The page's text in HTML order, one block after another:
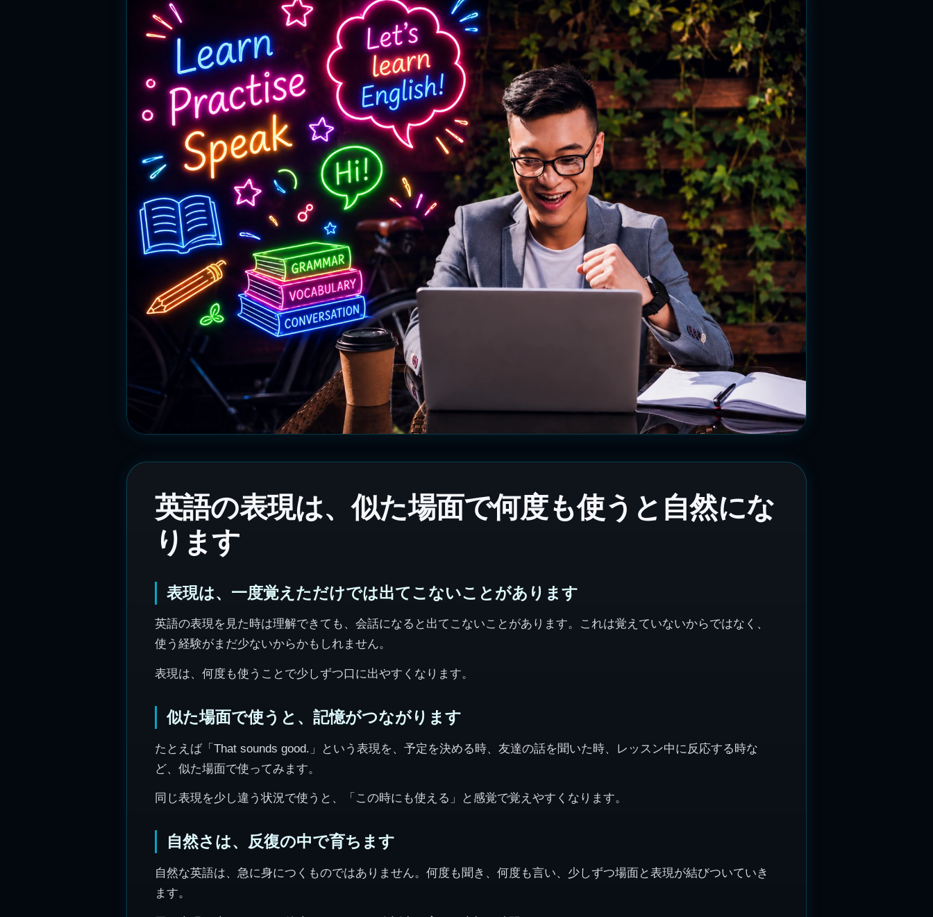
英語の表現は、似た場面で何度も使うと自然にな
ります
表現は、一度覚えただけでは出てこないことがあります
英語の表現を見た時は理解できても、会話になると出てこないことがあります。これは覚えていないからではなく、
使う経験がまだ少ないからかもしれません。
表現は、何度も使うことで少しずつ口に出やすくなります。
似た場面で使うと、記憶がつながります
たとえば「That sounds good.」という表現を、予定を決める時、友達の話を聞いた時、レッスン中に反応する時な
ど、似た場面で使ってみます。
同じ表現を少し違う状況で使うと、「この時にも使える」と感覚で覚えやすくなります。
自然さは、反復の中で育ちます
自然な英語は、急に身につくものではありません。何度も聞き、何度も言い、少しずつ場面と表現が結びついていき
ます。